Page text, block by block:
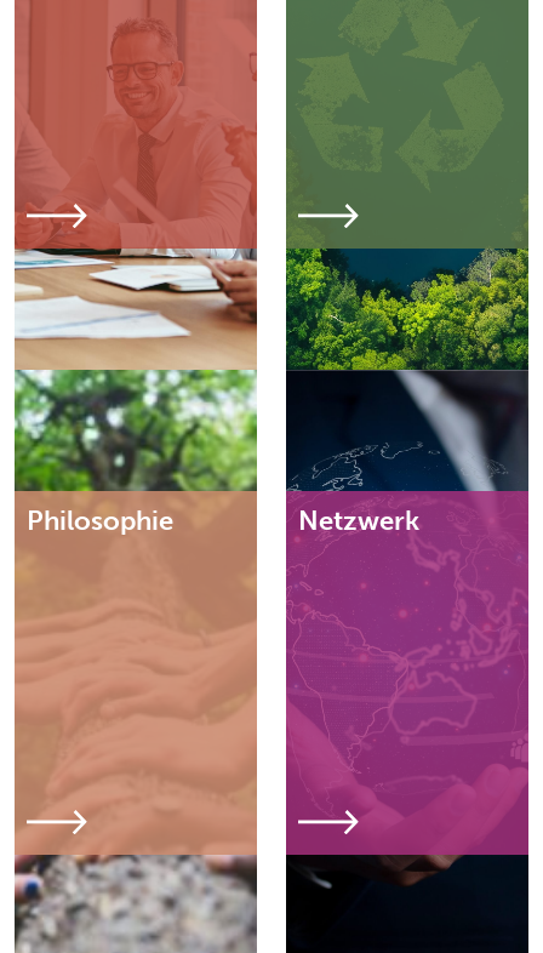
Philosophie Netzwerk